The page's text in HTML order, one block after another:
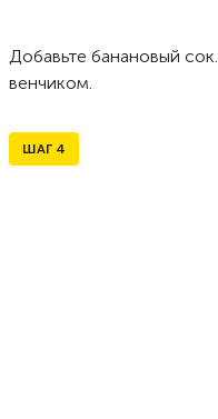
Добавьте банановый
венчиком.
ШАГ 4